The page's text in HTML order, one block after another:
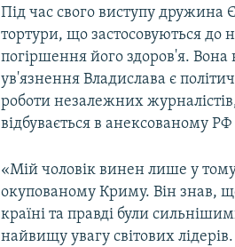
Під час свого виступу дружина
тортури, що застосовуються до
погіршення його здоров'я. Вона
ув'язнення Владислава є
роботи незалежних
відбувається в анексованому
«Мій чоловік винен лише у
окупованому Криму. Він знав,
країні та правді були
найвищу увагу світових